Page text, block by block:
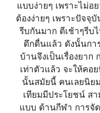
แบบง่ายๆ เพราะไม่
ต้องง่ายๆ เพราะปัจจุ
รีบกันมาก ตีเช้าๆรีบ
ดึกดื่นแล้ว ดังนั้นกา
บ้านจึงเป็นเรื่องยา
เท่าตัวแล้ว จะให้คอ
นั้นสมัยนี้ คนเลยนิย
เทียมมีประโยชน์ ส
แบบ ด้านกีฬา การจั